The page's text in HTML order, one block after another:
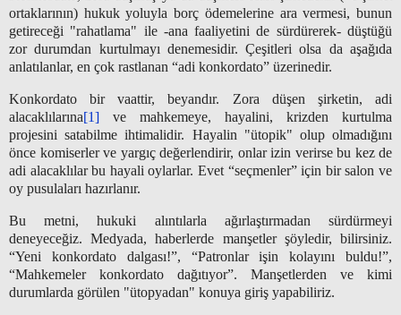
ortaklarının) hukuk yoluyla borç ödemelerine ara vermesi, bunun
getireceği "rahatlama" ile -ana faaliyetini de sürdürerek- düştüğü
zor durumdan kurtulmayı denemesidir. Çeşitleri olsa da aşağıda
anlatılanlar, en çok rastlanan “adi konkordato” üzerinedir.
Konkordato bir vaattir, beyandır. Zora düşen şirketin, adi
alacaklılarına[1] ve mahkemeye, hayalini, krizden kurtulma
projesini satabilme ihtimalidir. Hayalin "ütopik" olup olmadığını
önce komiserler ve yargıç değerlendirir, onlar izin verirse bu kez de
adi alacaklılar bu hayali oylarlar. Evet “seçmenler” için bir salon ve
oy pusulaları hazırlanır.
Bu metni, hukuki alıntılarla ağırlaştırmadan sürdürmeyi
deneyeceğiz. Medyada, haberlerde manşetler şöyledir, bilirsiniz.
“Yeni konkordato dalgası!”, “Patronlar işin kolayını buldu!”,
“Mahkemeler konkordato dağıtıyor”. Manşetlerden ve kimi
durumlarda görülen "ütopyadan" konuya giriş yapabiliriz.